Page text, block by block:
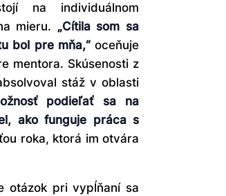
na individuálnom
mieru. „Cítila som sa
bol pre mňa,“oceňuje
mentora. Skúsenosti z
stáž v oblasti
podieľať sa na
ako funguje práca s
roka, ktorá im otvára
otázok pri vypĺňaní sa